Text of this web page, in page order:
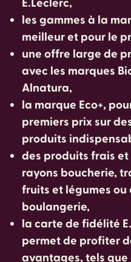
E.Leclerc,
les gammes à la
meilleur et pour le
une offre large de
avec les marques
Alnatura,
la marque Eco+,
premiers prix sur
produits
des produits frais
rayons boucherie,
fruits et légumes ou
boulangerie,
la carte de fidélité
permet de profiter
avantages, tels que